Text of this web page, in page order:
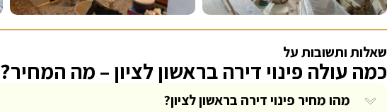
שאלות ותשובות על
כמה עולה פינוי דירה בראשון לציון – מה המחיר?
מהו מחיר פינוי דירה בראשון לציון?